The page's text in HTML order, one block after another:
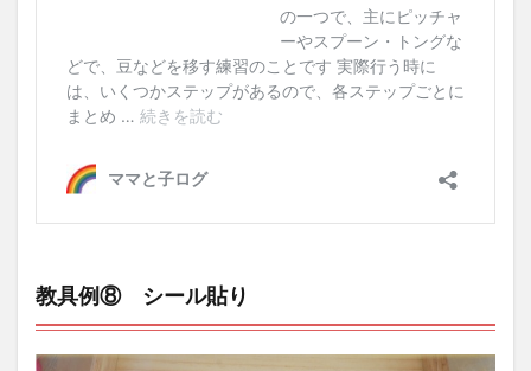
教具例⑧ シール貼り